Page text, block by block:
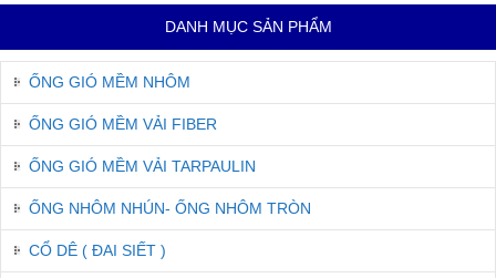
DANH MỤC SẢN PHẨM
ỐNG GIÓ MỀM NHÔM
ỐNG GIÓ MỀM VẢI FIBER
ỐNG GIÓ MỀM VẢI TARPAULIN
ỐNG NHÔM NHÚN- ỐNG NHÔM TRÒN
CỔ DÊ ( ĐAI SIẾT )